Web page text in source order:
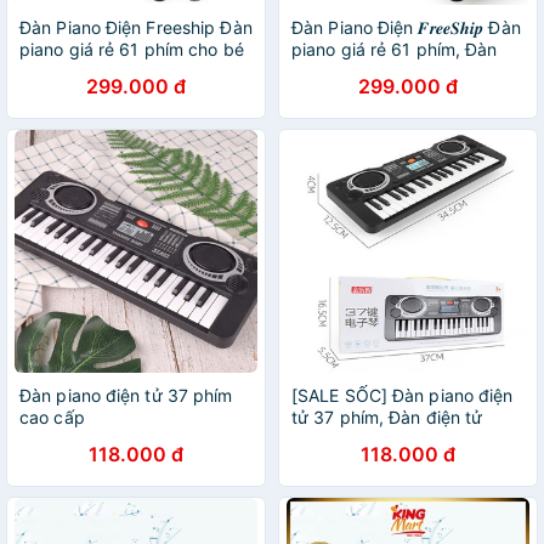
Đàn Piano Điện Freeship Đàn
piano giá rẻ 61 phím cho bé
tự học hỏi299.000 đ
Đàn Piano Điện 𝑭𝒓𝒆𝒆𝑺𝒉𝒊𝒑 Đàn
piano giá rẻ 61 phím, Đàn
thông minh và tự học hỏi
299.000 đ
Đàn piano điện tử 37 phím
cao cấp
118.000 đ
[SALE SỐC] Đàn piano điện
tử 37 phím, Đàn điện tử
118.000 đ